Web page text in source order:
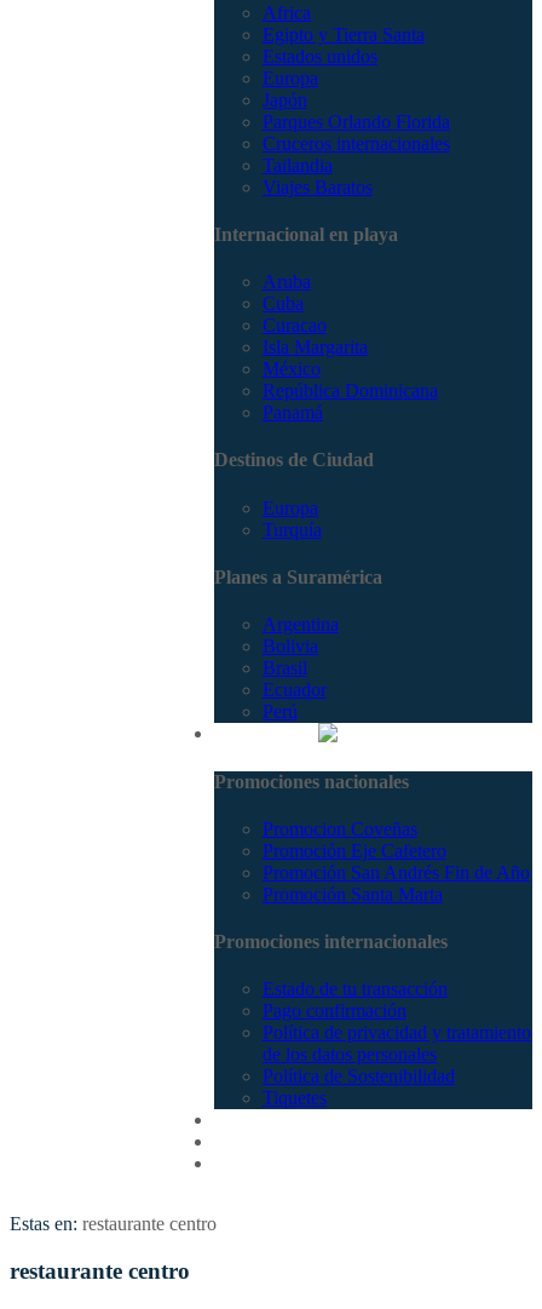
Africa
Egipto y Tierra Santa
Estados unidos
Europa
Japón
Parques Orlando Florida
Cruceros internacionales
Tailandia
Viajes Baratos
Internacional en playa
Aruba
Cuba
Curacao
Isla Margarita
México
República Dominicana
Panamá
Destinos de Ciudad
Europa
Turquía
Planes a Suramérica
Argentina
Bolivia
Brasil
Ecuador
Perú
Promociones nacionales
Promocion Coveñas
Promoción Eje Cafetero
Promoción San Andrés Fin de Año
Promoción Santa Marta
Promociones internacionales
Estado de tu transacción
Pago confirmación
Política de privacidad y tratamiento
de los datos personales
Política de Sostenibilidad
Tiquetes
Estas en: restaurante centro
restaurante centro